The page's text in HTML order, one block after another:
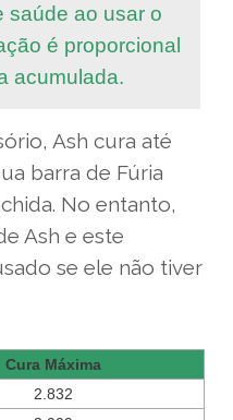
saúde ao usar o
é proporcional
acumulada.
Ash cura até
barra de Fúria
No entanto,
Ash e este
se ele não tiver
Cura Máxima
2.832